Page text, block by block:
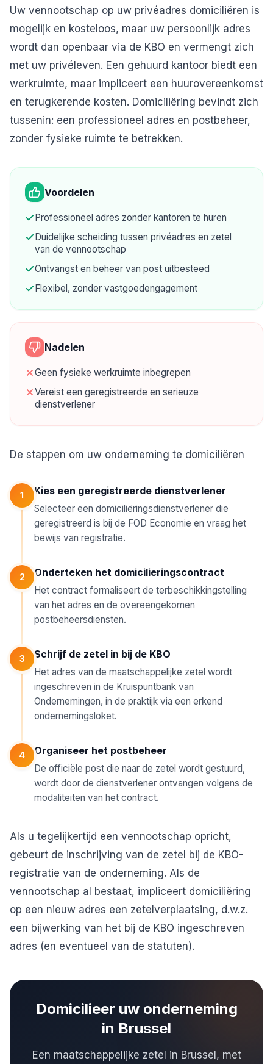
Uw vennootschap op uw privéadres domiciliëren is
mogelijk en kosteloos, maar uw persoonlijk adres
wordt dan openbaar via de KBO en vermengt zich
met uw privéleven. Een gehuurd kantoor biedt een
werkruimte, maar impliceert een huurovereenkomst
en terugkerende kosten. Domiciliëring bevindt zich
tussenin: een professioneel adres en postbeheer,
zonder fysieke ruimte te betrekken.
Voordelen
Professioneel adres zonder kantoren te huren
Duidelijke scheiding tussen privéadres en zetel
van de vennootschap
Ontvangst en beheer van post uitbesteed
Flexibel, zonder vastgoedengagement
Nadelen
Geen fysieke werkruimte inbegrepen
Vereist een geregistreerde en serieuze
dienstverlener
De stappen om uw onderneming te domiciliëren
1 Kies een geregistreerde dienstverlener
Selecteer een domiciliëringsdienstverlener die
geregistreerd is bij de FOD Economie en vraag het
bewijs van registratie.
2 Onderteken het domicilieringscontract
Het contract formaliseert de terbeschikkingstelling
van het adres en de overeengekomen
postbeheersdiensten.
3 Schrijf de zetel in bij de KBO
Het adres van de maatschappelijke zetel wordt
ingeschreven in de Kruispuntbank van
Ondernemingen, in de praktijk via een erkend
ondernemingsloket.
4 Organiseer het postbeheer
De officiële post die naar de zetel wordt gestuurd,
wordt door de dienstverlener ontvangen volgens de
modaliteiten van het contract.
Als u tegelijkertijd een vennootschap opricht,
gebeurt de inschrijving van de zetel bij de KBO-
registratie van de onderneming. Als de
vennootschap al bestaat, impliceert domiciliëring
op een nieuw adres een zetelverplaatsing, d.w.z.
een bijwerking van het bij de KBO ingeschreven
adres (en eventueel van de statuten).
Domicilieer uw onderneming
in Brussel
Een maatschappelijke zetel in Brussel, met